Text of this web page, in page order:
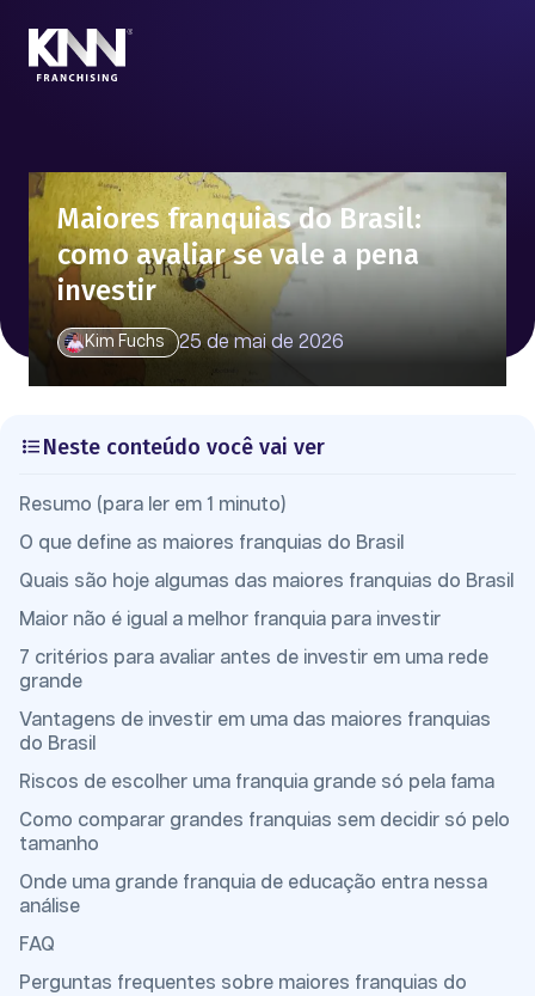
Maiores franquias do Brasil:
como avaliar se vale a pena
investir
Kim Fuchs 25 de mai de 2026
Neste conteúdo você vai ver
Resumo (para ler em 1 minuto)
O que define as maiores franquias do Brasil
Quais são hoje algumas das maiores franquias do Brasil
Maior não é igual a melhor franquia para investir
7 critérios para avaliar antes de investir em uma rede
grande
Vantagens de investir em uma das maiores franquias
do Brasil
Riscos de escolher uma franquia grande só pela fama
Como comparar grandes franquias sem decidir só pelo
tamanho
Onde uma grande franquia de educação entra nessa
análise
FAQ
Perguntas frequentes sobre maiores franquias do